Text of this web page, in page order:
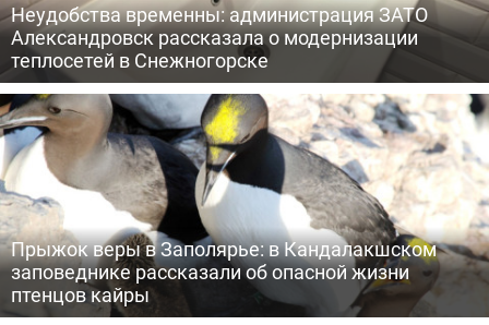
Неудобства временны: администрация ЗАТО
Александровск рассказала о модернизации
теплосетей в Снежногорске
Прыжок веры в Заполярье: в Кандалакшском
заповеднике рассказали об опасной жизни
птенцов кайры